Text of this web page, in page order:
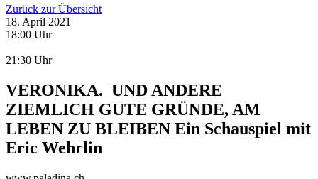
Zurück zur Übersicht
18. April 2021
18:00 Uhr
21:30 Uhr
VERONIKA. UND ANDERE
ZIEMLICH GUTE GRÜNDE, AM
LEBEN ZU BLEIBEN Ein Schauspiel mit
Eric Wehrlin